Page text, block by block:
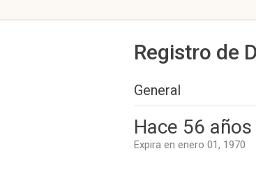
Registro de
General
Hace 56 años
Expira en enero 01, 1970